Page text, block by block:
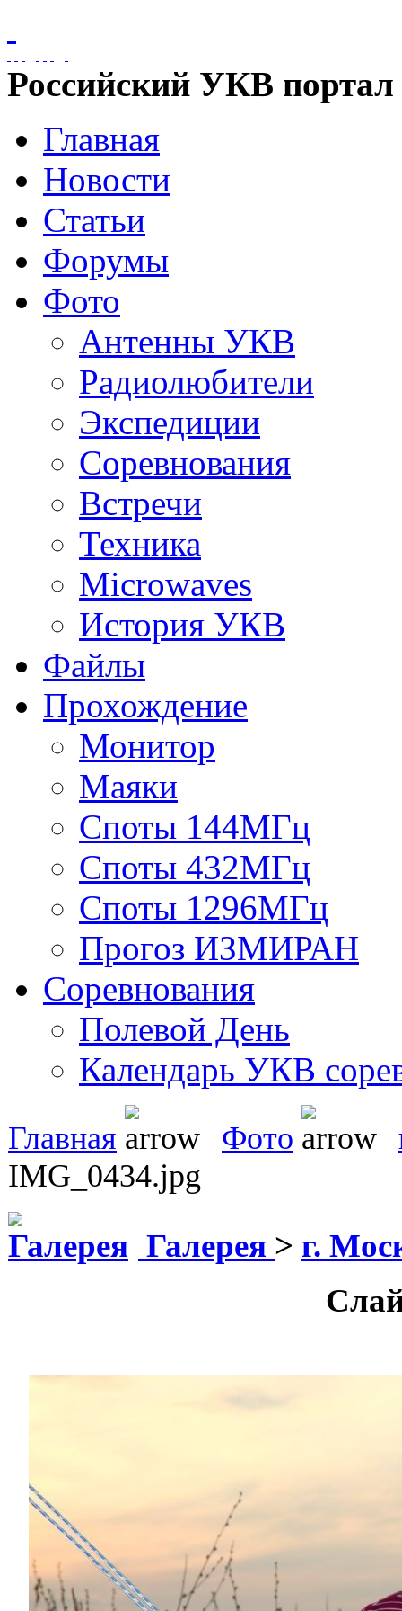
Российский УКВ портал
Главная
Новости
Статьи
Форумы
Фото
Антенны УКВ
Радиолюбители
Экспедиции
Соревнования
Встречи
Техника
Microwaves
История УКВ
Файлы
Прохождение
Монитор
Маяки
Споты 144МГц
Споты 432МГц
Споты 1296МГц
Прогоз ИЗМИРАН
Соревнования
Полевой День
Календарь УКВ
Главная Фото
IMG_0434.jpg
Галерея > г.